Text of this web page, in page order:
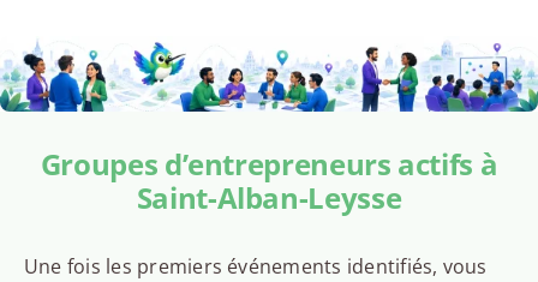
Groupes d’entrepreneurs actifs à
Saint-Alban-Leysse
Une fois les premiers événements identifiés, vous